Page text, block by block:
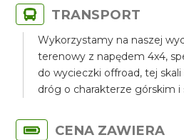
TRANSPORT
Wykorzystamy na naszej
terenowy z napędem 4x4,
do wycieczki offroad, tej
dróg o charakterze górskim i
CENA ZAWIERA